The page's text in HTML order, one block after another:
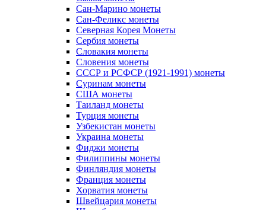
Сан-Марино монеты
Сан-Феликс монеты
Северная Корея Монеты
Сербия монеты
Словакия монеты
Словения монеты
СССР и РСФСР (1921-1991) монеты
Суринам монеты
США монеты
Таиланд монеты
Турция монеты
Узбекистан монеты
Украина монеты
Фиджи монеты
Филиппины монеты
Финляндия монеты
Франция монеты
Хорватия монеты
Швейцария монеты